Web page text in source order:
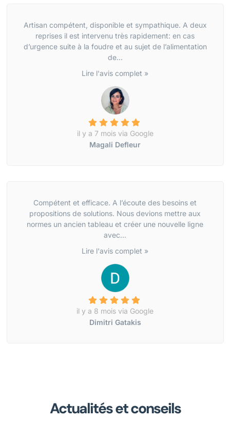
Artisan compétent, disponible et sympathique. A deux
reprises il est intervenu très rapidement: en cas
d’urgence suite à la foudre et au sujet de l’alimentation
de...
Lire l'avis complet »
il y a 7 mois via Google
Magali Defleur
Compétent et efficace. A l’écoute des besoins et
propositions de solutions. Nous devions mettre aux
normes un ancien tableau et créer une nouvelle ligne
avec...
Lire l'avis complet »
il y a 8 mois via Google
Dimitri Gatakis
Actualités et conseils